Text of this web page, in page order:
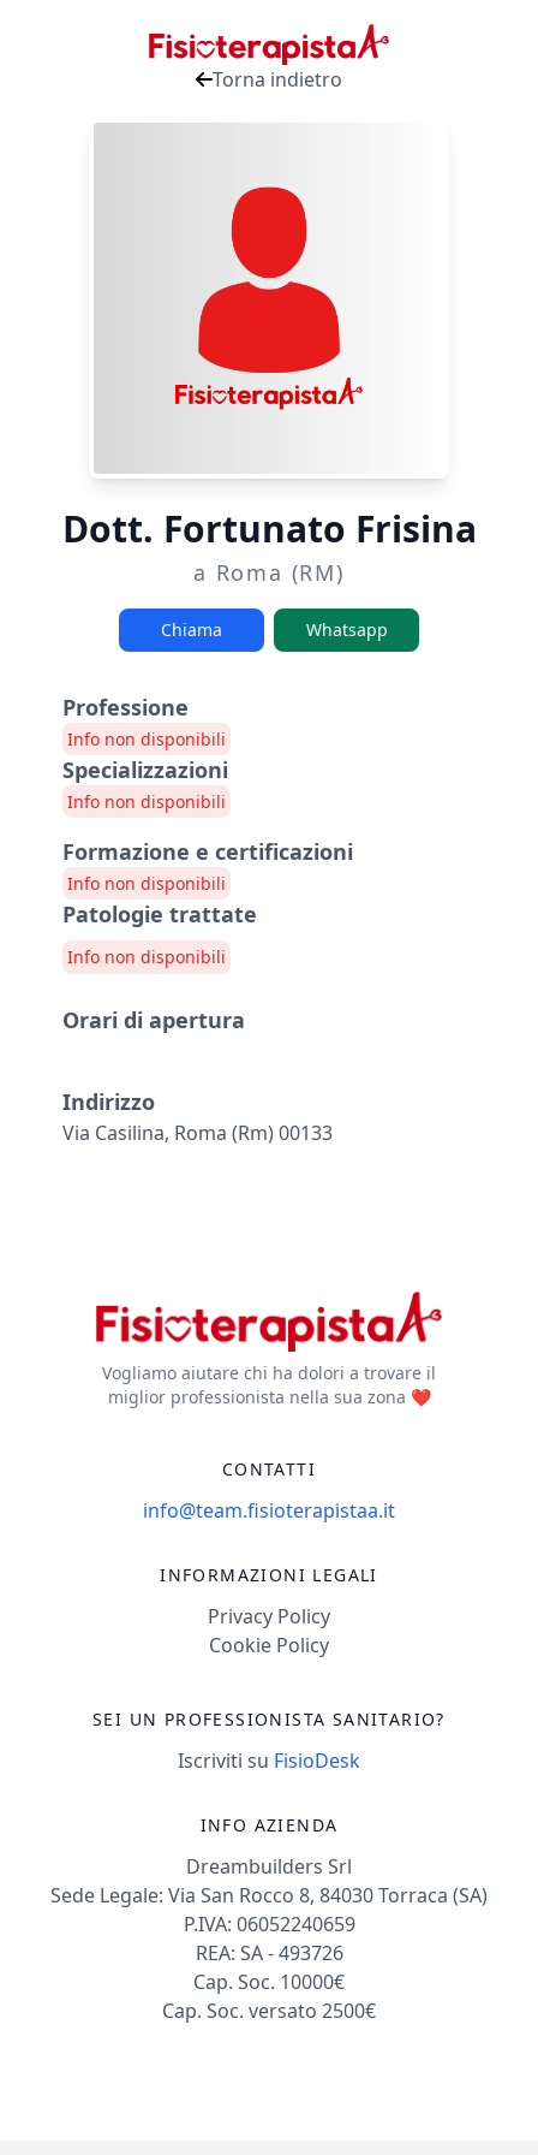
Torna indietro
Dott. Fortunato Frisina
a Roma (RM)
Chiama Whatsapp
Professione
Info non disponibili
Specializzazioni
Info non disponibili
Formazione e certificazioni
Info non disponibili
Patologie trattate
Info non disponibili
Orari di apertura
Indirizzo
Via Casilina, Roma (rm) 00133
Vogliamo aiutare chi ha dolori a trovare il
miglior professionista nella sua zona ❤️
CONTATTI
info@team.fisioterapistaa.it
INFORMAZIONI LEGALI
Privacy Policy
Cookie Policy
SEI UN PROFESSIONISTA SANITARIO?
Iscriviti su FisioDesk
INFO AZIENDA
Dreambuilders Srl
Sede Legale: Via San Rocco 8, 84030 Torraca (SA)
P.IVA: 06052240659
REA: SA - 493726
Cap. Soc. 10000€
Cap. Soc. versato 2500€